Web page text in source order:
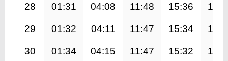
28 01:31 04:08 11:48 15:36
29 01:32 04:11 11:47 15:34
30 01:34 04:15 11:47 15:32